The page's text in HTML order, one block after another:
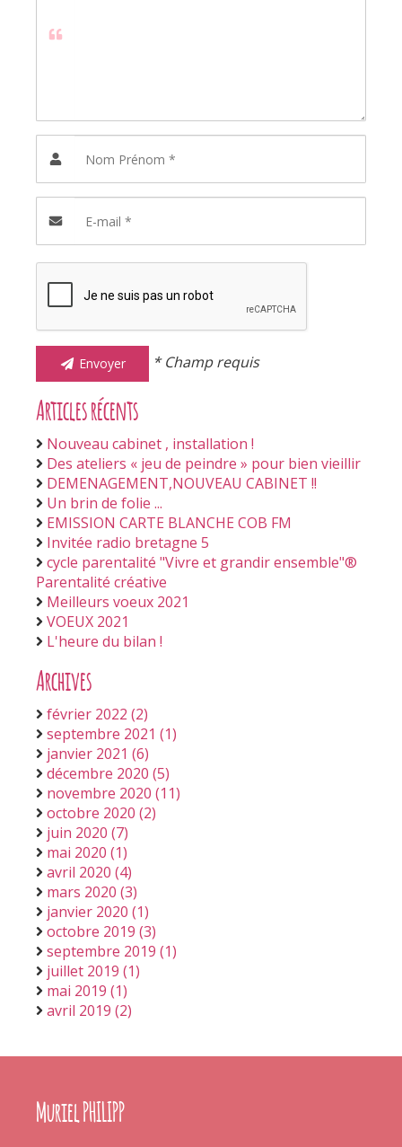
Envoyer * Champ requis
Articles récents
Nouveau cabinet , installation !
Des ateliers « jeu de peindre » pour bien vieillir
DEMENAGEMENT,NOUVEAU CABINET !!
Un brin de folie ...
EMISSION CARTE BLANCHE COB FM
Invitée radio bretagne 5
cycle parentalité "Vivre et grandir ensemble"®
Parentalité créative
Meilleurs voeux 2021
VOEUX 2021
L'heure du bilan !
Archives
février 2022 (2)
septembre 2021 (1)
janvier 2021 (6)
décembre 2020 (5)
novembre 2020 (11)
octobre 2020 (2)
juin 2020 (7)
mai 2020 (1)
avril 2020 (4)
mars 2020 (3)
janvier 2020 (1)
octobre 2019 (3)
septembre 2019 (1)
juillet 2019 (1)
mai 2019 (1)
avril 2019 (2)
Muriel PHILIPP